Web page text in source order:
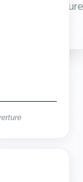
de couverture